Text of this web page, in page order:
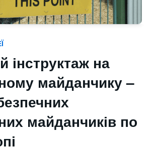
інструктаж на
майданчику –
майданчиків по